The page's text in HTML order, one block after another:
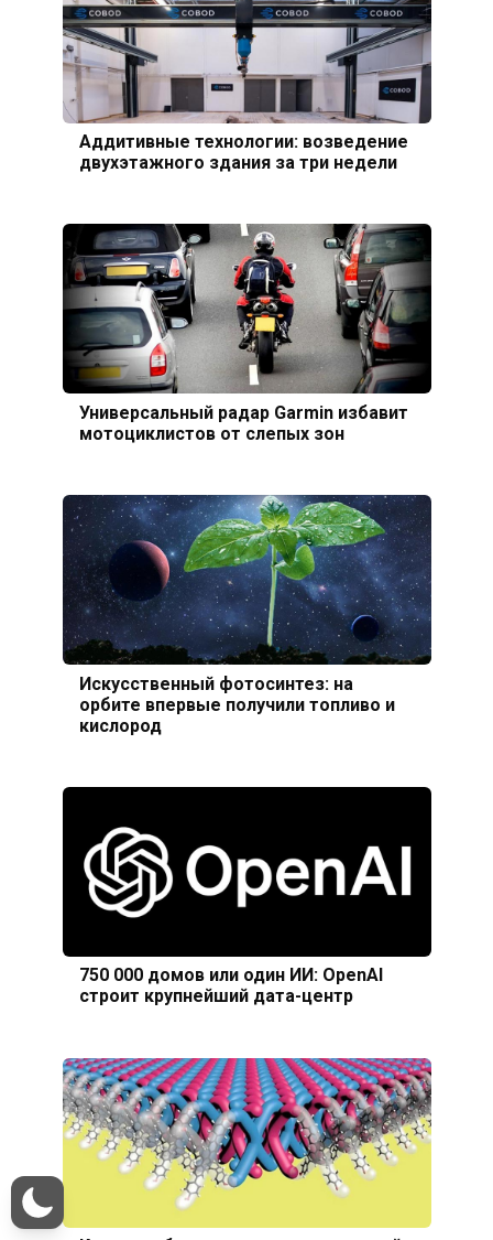
Аддитивные технологии: возведение
двухэтажного здания за три недели
Универсальный радар Garmin избавит
мотоциклистов от слепых зон
Искусственный фотосинтез: на
орбите впервые получили топливо и
кислород
750 000 домов или один ИИ: OpenAI
строит крупнейший дата-центр